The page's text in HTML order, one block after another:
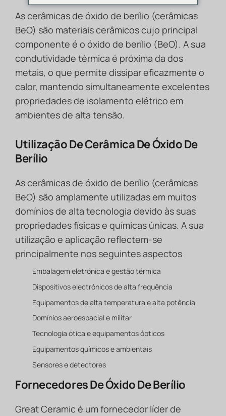
As cerâmicas de óxido de berílio (cerâmicas
BeO) são materiais cerâmicos cujo principal
componente é o óxido de berílio (BeO). A sua
condutividade térmica é próxima da dos
metais, o que permite dissipar eficazmente o
calor, mantendo simultaneamente excelentes
propriedades de isolamento elétrico em
ambientes de alta tensão.
Utilização De Cerâmica De Óxido De
Berílio
As cerâmicas de óxido de berílio (cerâmicas
BeO) são amplamente utilizadas em muitos
domínios de alta tecnologia devido às suas
propriedades físicas e químicas únicas. A sua
utilização e aplicação reflectem-se
principalmente nos seguintes aspectos
Embalagem eletrónica e gestão térmica
Dispositivos electrónicos de alta frequência
Equipamentos de alta temperatura e alta potência
Domínios aeroespacial e militar
Tecnologia ótica e equipamentos ópticos
Equipamentos químicos e ambientais
Sensores e detectores
Fornecedores De Óxido De Berílio
Great Ceramic é um fornecedor líder de